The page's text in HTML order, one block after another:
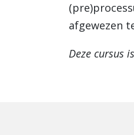
afgewezen
Deze cursus